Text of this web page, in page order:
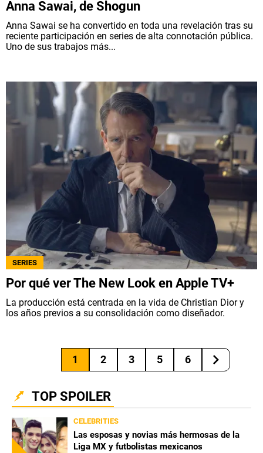
Anna Sawai, de Shogun
Anna Sawai se ha convertido en toda una revelación tras su
reciente participación en series de alta connotación pública.
Uno de sus trabajos más...
SERIES
Por qué ver The New Look en Apple TV+
La producción está centrada en la vida de Christian Dior y
los años previos a su consolidación como diseñador.
1 2 3 5 6
TOP SPOILER
CELEBRITIES
Las esposas y novias más hermosas de la
Liga MX y futbolistas mexicanos